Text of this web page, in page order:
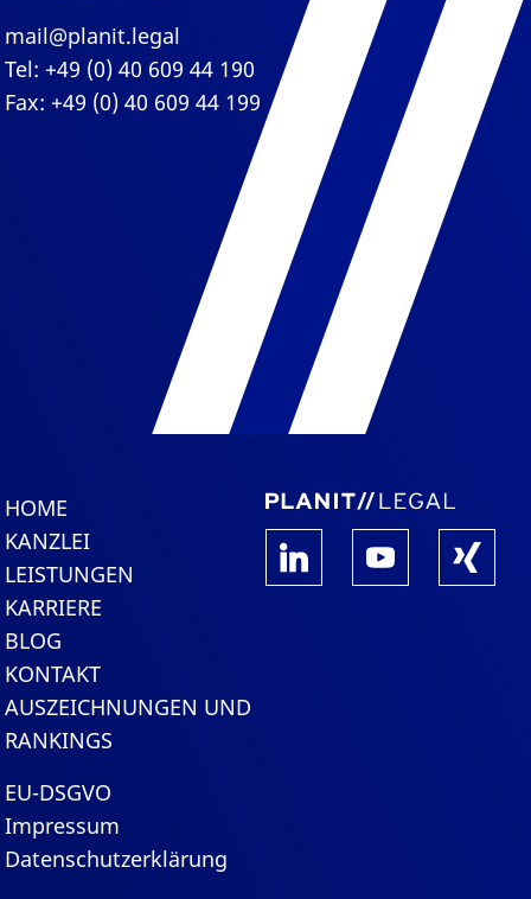
mail@planit.legal
Tel: +49 (0) 40 609 44 190
Fax: +49 (0) 40 609 44 199
HOME
KANZLEI
LEISTUNGEN
KARRIERE
BLOG
KONTAKT
AUSZEICHNUNGEN UND
RANKINGS
EU-DSGVO
Impressum
Datenschutzerklärung